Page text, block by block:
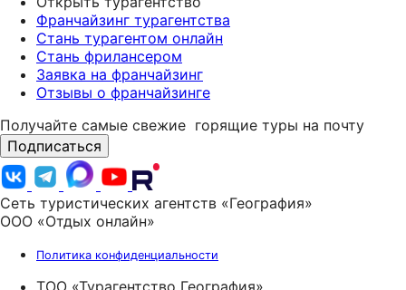
Франчайзинг турагентства
Стань турагентом онлайн
Стань фрилансером
Заявка на франчайзинг
Отзывы о франчайзинге
Получайте самые свежие горящие туры на почту
Подписаться
Сеть туристических агентств «География»
ООО «Отдых онлайн»
Политика конфиденциальности